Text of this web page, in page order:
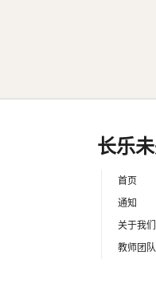
长乐
首页
通知
关于我们
教师团队